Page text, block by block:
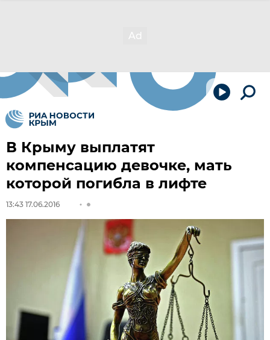
В Крыму выплатят
компенсацию девочке, мать
которой погибла в лифте
13:43 17.06.2016